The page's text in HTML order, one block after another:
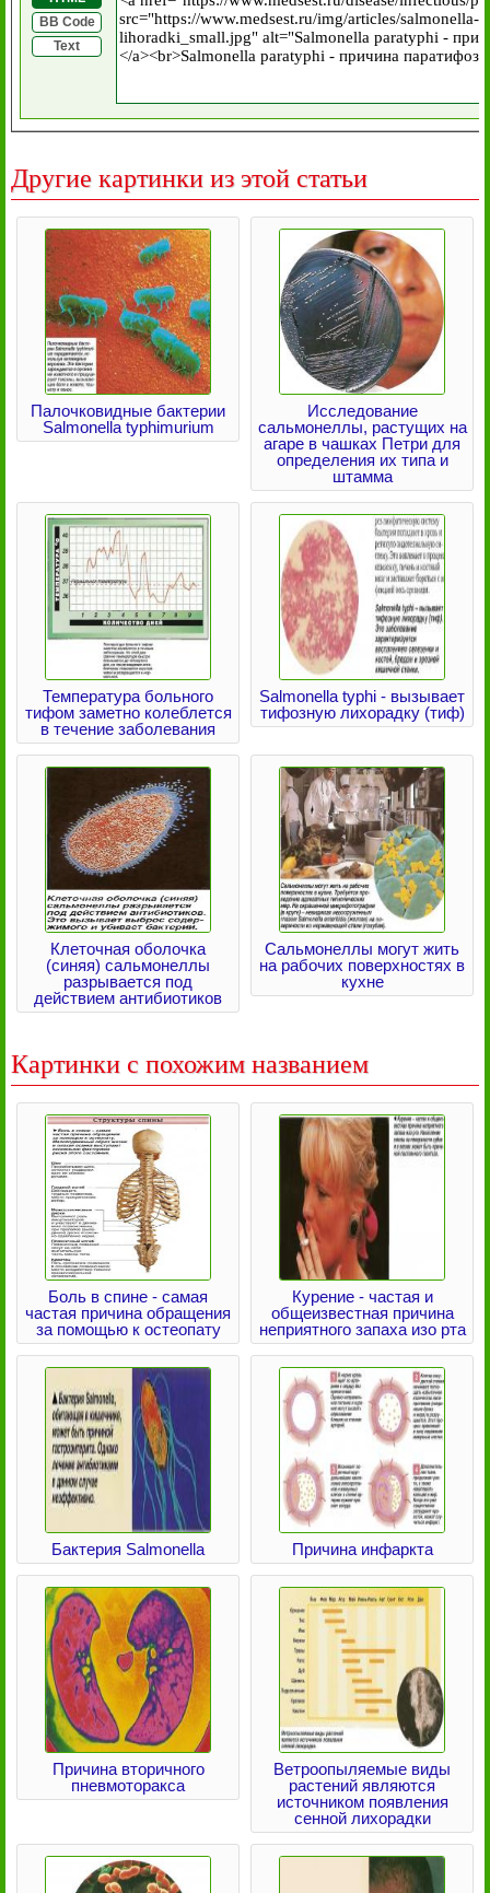
BB Code
Text
Другие картинки из этой статьи
Палочковидные бактерии
Salmonella typhimurium
Исследование
сальмонеллы, растущих на
агаре в чашках Петри для
определения их типа и
штамма
Температура больного
тифом заметно колеблется
в течение заболевания
Salmonella typhi - вызывает
тифозную лихорадку (тиф)
Клеточная оболочка
(синяя) сальмонеллы
разрывается под
действием антибиотиков
Сальмонеллы могут жить
на рабочих поверхностях в
кухне
Картинки с похожим названием
Боль в спине - самая
частая причина обращения
за помощью к остеопату
Курение - частая и
общеизвестная причина
неприятного запаха изо рта
Бактерия Salmonella Причина инфаркта
Причина вторичного
пневмоторакса
Ветроопыляемые виды
растений являются
источником появления
сенной лихорадки